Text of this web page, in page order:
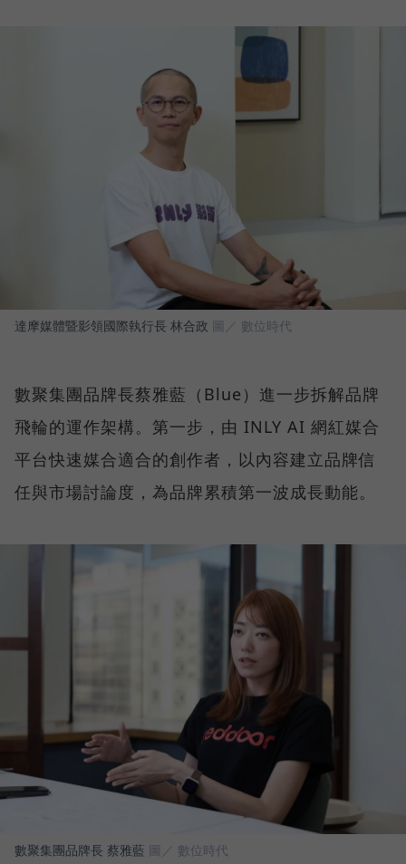
達摩媒體暨影領國際執行長 林合政 圖／ 數位時代
數聚集團品牌長蔡雅藍（Blue）進一步拆解品牌
飛輪的運作架構。第一步，由 INLY AI 網紅媒合
平台快速媒合適合的創作者，以內容建立品牌信
任與市場討論度，為品牌累積第一波成長動能。
數聚集團品牌長 蔡雅藍 圖／ 數位時代